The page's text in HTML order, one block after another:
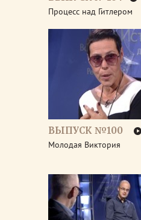
Процесс над Гитлером
ВЫПУСК №100
Молодая Виктория